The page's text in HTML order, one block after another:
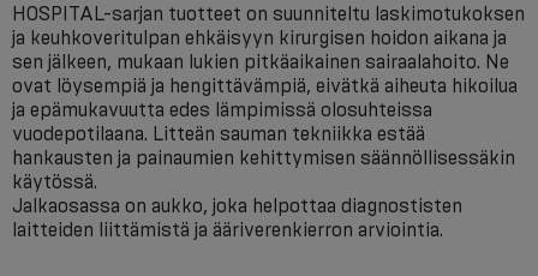
HOSPITAL-sarjan tuotteet on suunniteltu laskimotukoksen
ja keuhkoveritulpan ehkäisyyn kirurgisen hoidon aikana ja
sen jälkeen, mukaan lukien pitkäaikainen sairaalahoito. Ne
ovat löysempiä ja hengittävämpiä, eivätkä aiheuta hikoilua
ja epämukavuutta edes lämpimissä olosuhteissa
vuodepotilaana. Litteän sauman tekniikka estää
hankausten ja painaumien kehittymisen säännöllisessäkin
käytössä.
Jalkaosassa on aukko, joka helpottaa diagnostisten
laitteiden liittämistä ja ääriverenkierron arviointia.